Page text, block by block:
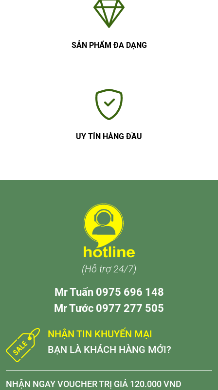
SẢN PHẨM ĐA DẠNG
UY TÍN HÀNG ĐẦU
(Hỗ trợ 24/7)
Mr Tuấn 0975 696 148
Mr Tước 0977 277 505
NHẬN TIN KHUYẾN MẠI
BẠN LÀ KHÁCH HÀNG MỚI?
NHẬN NGAY VOUCHER TRỊ GIÁ 120.000 VND